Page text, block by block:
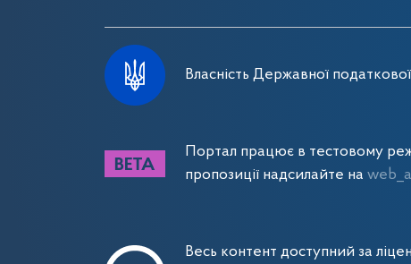
Власність Державної
Портал працює в тестовому
пропозиції надсилайте на
Весь контент доступний за